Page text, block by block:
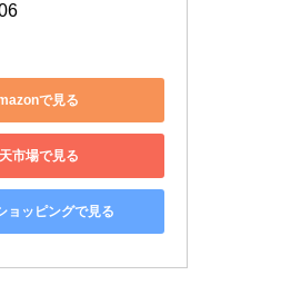
で見る
市場で見る
ョッピングで見る